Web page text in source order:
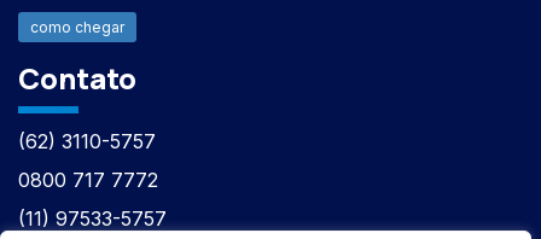
como chegar
Contato
(62) 3110-5757
0800 717 7772
(11) 97533-5757